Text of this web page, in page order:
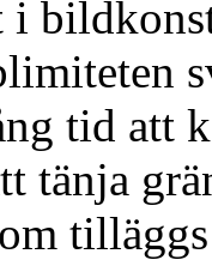
tid att
tänja